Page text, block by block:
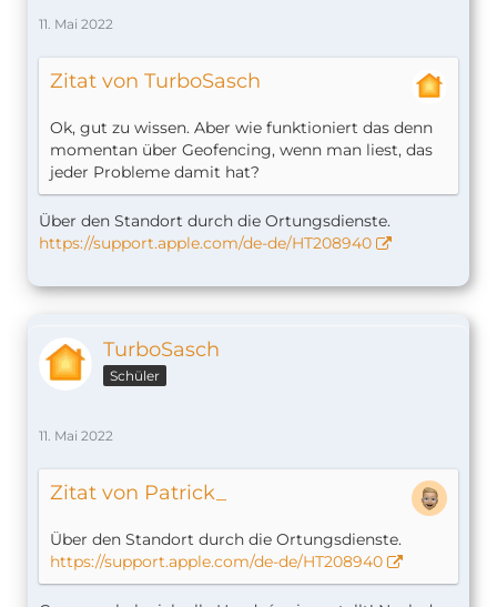
11. Mai 2022
Zitat von TurboSasch
Ok, gut zu wissen. Aber wie funktioniert das denn
momentan über Geofencing, wenn man liest, das
jeder Probleme damit hat?
Über den Standort durch die Ortungsdienste.
https://support.apple.com/de-de/HT208940
TurboSasch
Schüler
11. Mai 2022
Zitat von Patrick_
Über den Standort durch die Ortungsdienste.
https://support.apple.com/de-de/HT208940